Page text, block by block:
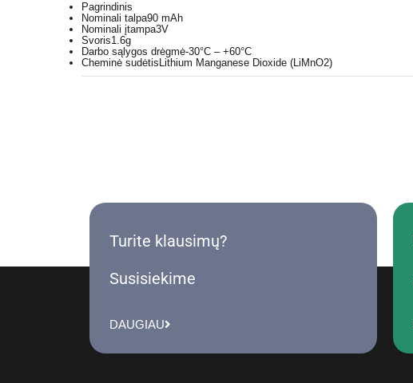
Pagrindinis
Nominali talpa90 mAh
Nominali įtampa3V
Svoris1.6g
Darbo sąlygos drėgmė-30°C – +60°C
Cheminė sudėtis Lithium Manganese Dioxide (LiMnO2)
Turite klausimų?
Susisiekime
DAUGIAU